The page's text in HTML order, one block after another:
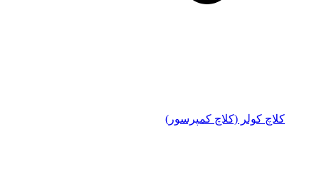
کلاچ کولر (کلاچ کمپرسور)